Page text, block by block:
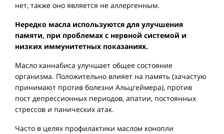
нет, также оно является не аллергенным.
Нередко масла используются для улучшения
памяти, при проблемах с нервной системой и
низких иммунитетных показаниях.
Масло каннабиса улучшает общее состояние
организма. Положительно влияет на память (зачастую
принимают против болезни Альцгеймера), против
пост депрессионных периодов, апатии, постоянных
стрессов и панических атак.
Часто в целях профилактики маслом конопли